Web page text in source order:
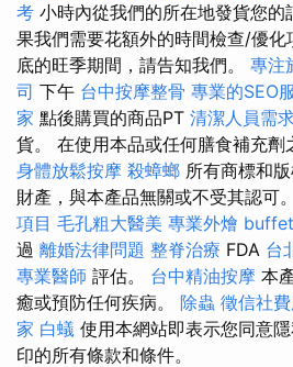
考 小時內從我們的所在地發貨您的
果我們需要花額外的時間檢查/優
底的旺季期間，請告知我們。 專注
司 下午 台中按摩整骨 專業的SEO
家 點後購買的商品PT 清潔人員需
貨。 在使用本品或任何膳食補充劑
身體放鬆按摩 殺蟑螂 所有商標和
財產，與本產品無關或不受其認可。
項目 毛孔粗大醫美 專業外燴
過 離婚法律問題 整脊治療 FDA 台
專業醫師 評估。 台中精油按摩 本
癒或預防任何疾病。 除蟲 徵信社
家 白蟻 使用本網站即表示您同意
印的所有條款和條件。